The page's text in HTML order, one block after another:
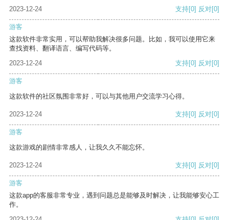
2023-12-24 支持[0] 反对[0]
游客
这款软件非常实用，可以帮助我解决很多问题。比如，我可以使用它来
查找资料、翻译语言、编写代码等。
2023-12-24
支持[0] 反对[0]
游客
这款软件的社区氛围非常好，可以与其他用户交流学习心得。
2023-12-24 支持[0] 反对[0]
游客
这款游戏的剧情非常感人，让我久久不能忘怀。
2023-12-24 支持[0] 反对[0]
游客
这款app的客服非常专业，遇到问题总是能够及时解决，让我能够安心工
作。